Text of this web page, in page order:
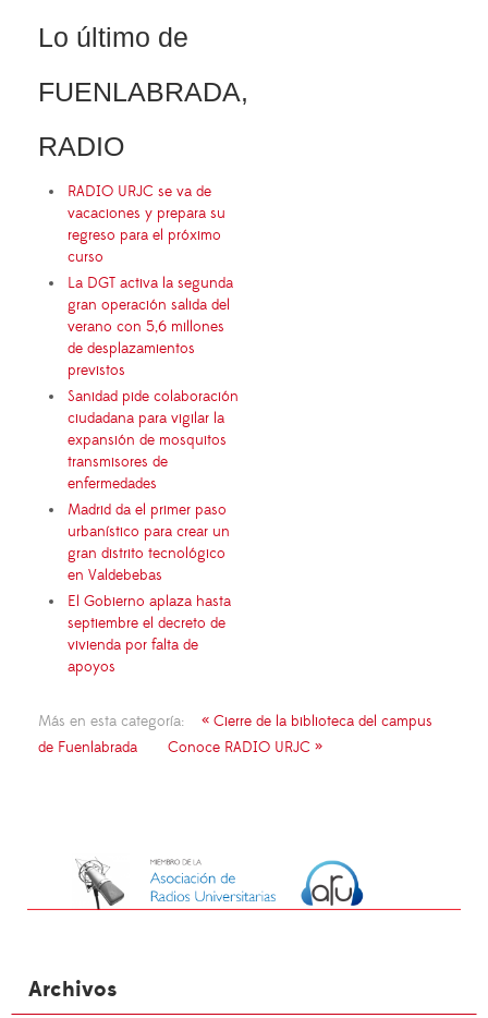
Lo último de
FUENLABRADA,
RADIO
RADIO URJC se va de
vacaciones y prepara su
regreso para el próximo
curso
La DGT activa la segunda
gran operación salida del
verano con 5,6 millones
de desplazamientos
previstos
Sanidad pide colaboración
ciudadana para vigilar la
expansión de mosquitos
transmisores de
enfermedades
Madrid da el primer paso
urbanístico para crear un
gran distrito tecnológico
en Valdebebas
El Gobierno aplaza hasta
septiembre el decreto de
vivienda por falta de
apoyos
Más en esta categoría:
« Cierre de la biblioteca del campus
de Fuenlabrada
Conoce RADIO URJC »
Archivos